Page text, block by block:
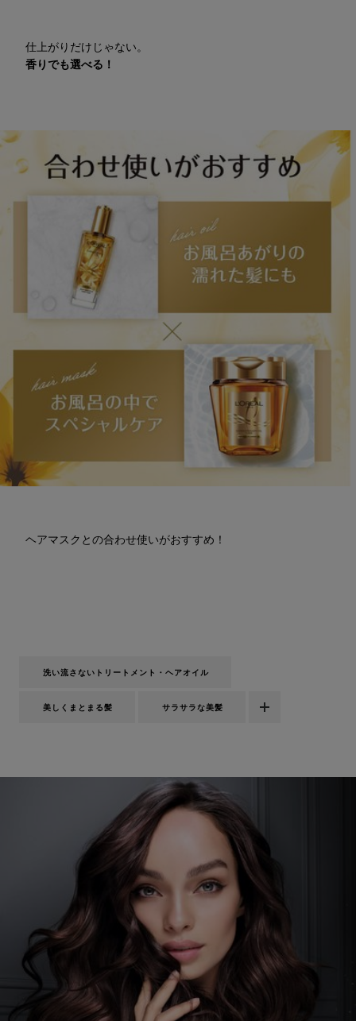
仕上がりだけじゃない。
香りでも選べる！
ヘアマスクとの合わせ使いがおすすめ！
洗い流さないトリートメント・ヘアオイル
美しくまとまる髪 サラサラな美髪